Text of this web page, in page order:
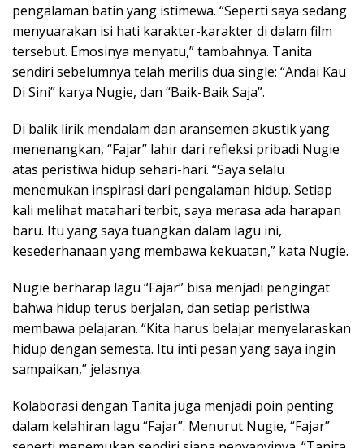
pengalaman batin yang istimewa. “Seperti saya sedang
menyuarakan isi hati karakter-karakter di dalam film
tersebut. Emosinya menyatu,” tambahnya. Tanita
sendiri sebelumnya telah merilis dua single: “Andai Kau
Di Sini” karya Nugie, dan “Baik-Baik Saja”.
Di balik lirik mendalam dan aransemen akustik yang
menenangkan, “Fajar” lahir dari refleksi pribadi Nugie
atas peristiwa hidup sehari-hari. “Saya selalu
menemukan inspirasi dari pengalaman hidup. Setiap
kali melihat matahari terbit, saya merasa ada harapan
baru. Itu yang saya tuangkan dalam lagu ini,
kesederhanaan yang membawa kekuatan,” kata Nugie.
Nugie berharap lagu “Fajar” bisa menjadi pengingat
bahwa hidup terus berjalan, dan setiap peristiwa
membawa pelajaran. “Kita harus belajar menyelaraskan
hidup dengan semesta. Itu inti pesan yang saya ingin
sampaikan,” jelasnya.
Kolaborasi dengan Tanita juga menjadi poin penting
dalam kelahiran lagu “Fajar”. Menurut Nugie, “Fajar”